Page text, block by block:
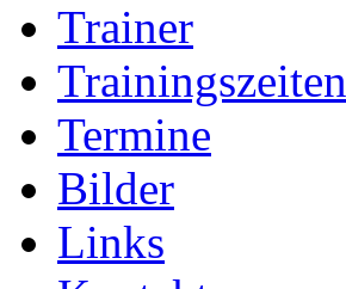
Trainer
Trainingszeiten
Termine
Bilder
Links